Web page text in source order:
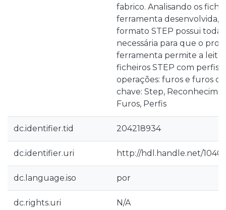
fabrico. Analisando os
ferramenta desenvolvida,
formato STEP possui toda
necessária para que o
ferramenta permite a
ficheiros STEP com perfis
operações: furos e furos
chave: Step,
Furos, Perfis
dc.identifier.tid 204218934
dc.identifier.uri http://hdl.handle.net/
dc.language.iso por
dc.rights.uri N/A